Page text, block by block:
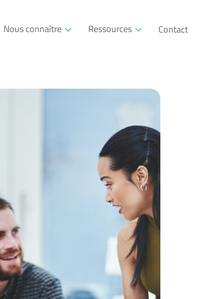
Nous connaître Ressources
Téléchargeables
Communauté
Contact